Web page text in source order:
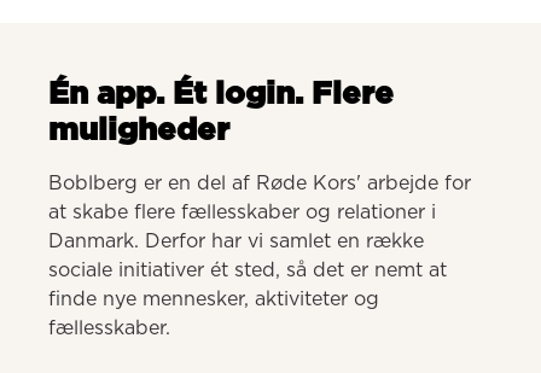
Én app. Ét login. Flere
muligheder
Boblberg er en del af Røde Kors' arbejde for
at skabe flere fællesskaber og relationer i
Danmark. Derfor har vi samlet en række
sociale initiativer ét sted, så det er nemt at
finde nye mennesker, aktiviteter og
fællesskaber.